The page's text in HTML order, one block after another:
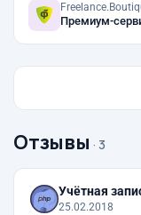
Премиум-
Отзывы · 3
Учётная
25.02.2018